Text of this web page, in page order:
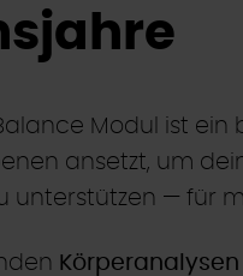
Modul ist
ansetzt, um
unterstützen — für
Körperanalysen